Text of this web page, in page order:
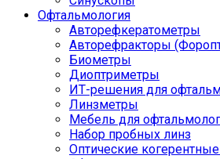
Офтальмология
Авторефкератометры
Авторефракторы
Биометры
Диоптриметры
ИТ-решения для
Линзметры
Мебель для
Набор пробных линз
Оптические